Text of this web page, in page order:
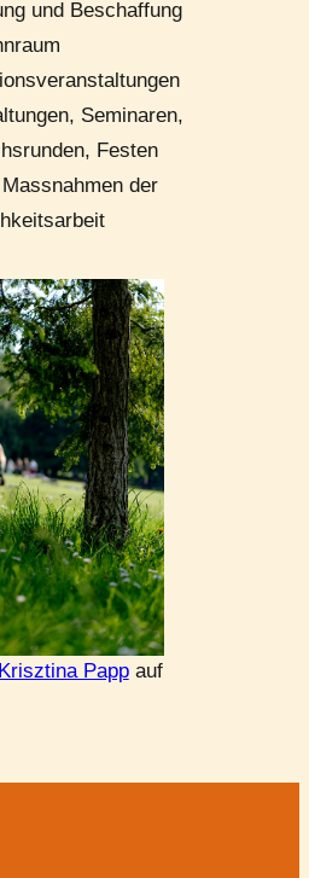
und Beschaffung
Seminaren,
Festen
der
Krisztina Pappauf